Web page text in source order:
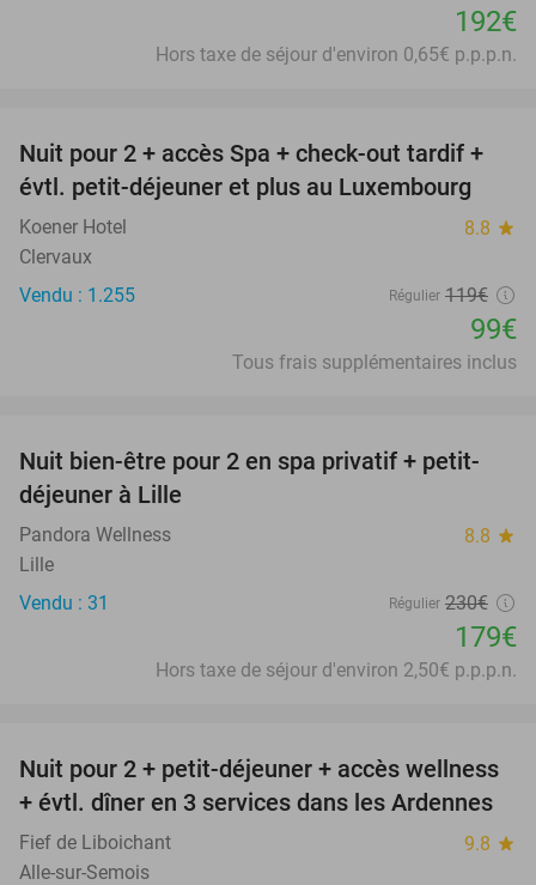
192€
Hors taxe de séjour d'environ 0,65€ p.p.p.n.
17%
Nuit pour 2 + accès Spa + check-out tardif +
évtl. petit-déjeuner et plus au Luxembourg
Koener Hotel 8.8 star
Clervaux
Vendu : 1.255
Régulier 119€
99€
Tous frais supplémentaires inclus
22%
Nuit bien-être pour 2 en spa privatif + petit-
déjeuner à Lille
Pandora Wellness 8.8 star
Lille
Vendu : 31
Régulier 230€
179€
Hors taxe de séjour d'environ 2,50€ p.p.p.n.
36%
Nuit pour 2 + petit-déjeuner + accès wellness
+ évtl. dîner en 3 services dans les Ardennes
Fief de Liboichant 9.8 star
Alle-sur-Semois